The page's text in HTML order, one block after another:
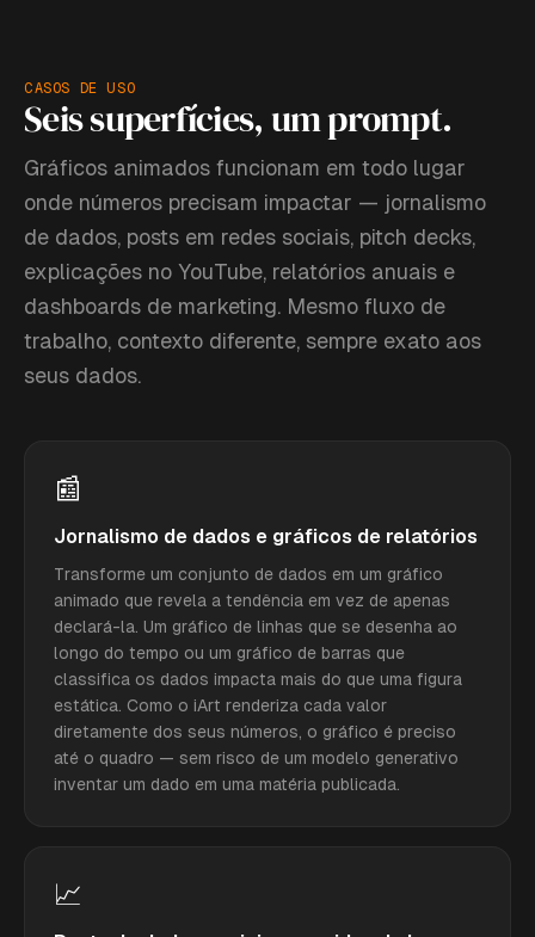
CASOS DE USO
Seis superfícies, um prompt.
Gráficos animados funcionam em todo lugar
onde números precisam impactar — jornalismo
de dados, posts em redes sociais, pitch decks,
explicações no YouTube, relatórios anuais e
dashboards de marketing. Mesmo fluxo de
trabalho, contexto diferente, sempre exato aos
seus dados.
📰
Jornalismo de dados e gráficos de relatórios
Transforme um conjunto de dados em um gráfico
animado que revela a tendência em vez de apenas
declará-la. Um gráfico de linhas que se desenha ao
longo do tempo ou um gráfico de barras que
classifica os dados impacta mais do que uma figura
estática. Como o iArt renderiza cada valor
diretamente dos seus números, o gráfico é preciso
até o quadro — sem risco de um modelo generativo
inventar um dado em uma matéria publicada.
📈